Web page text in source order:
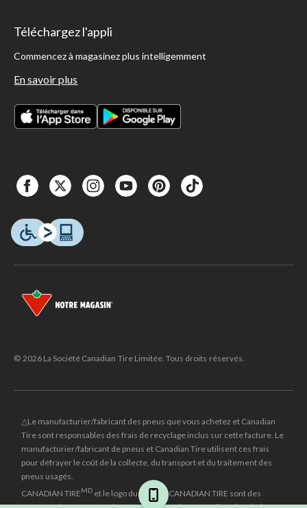
Téléchargez l'appli
Commencez à magasinez plus intelligemment
En savoir plus
© 2026 La Société Canadian Tire Limitée. Tous droits réservés.
△Le manufacturier/fabricant des pneus que vous achetez et Canadian
Tire sont responsables des frais de recyclage inclus sur cette facture. Le
manufacturier/fabricant de pneus et Canadian Tire utilisent ces frais
pour défrayer le coût de la collecte, du transport et du traitement des
pneus usagés.
CANADIAN TIREMD et le logo du triangle CANADIAN TIRE sont des